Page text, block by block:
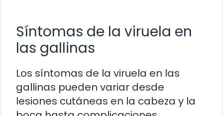
Síntomas de la viruela en
las gallinas
Los síntomas de la viruela en las
gallinas pueden variar desde
lesiones cutáneas en la cabeza y la